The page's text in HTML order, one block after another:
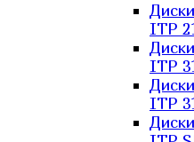
ITP
ITP
ITP